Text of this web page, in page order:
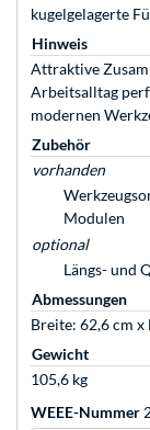
kugelgelagerte
Hinweis
Attraktive
Arbeitsalltag
modernen
Zubehör
vorhanden
Modulen
optional
Längs- und
Abmessungen
Breite: 62,6 cm x
Gewicht
105,6 kg
WEEE-Nummer